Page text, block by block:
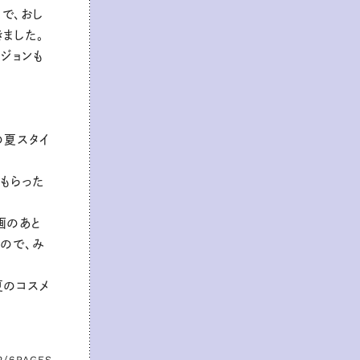
、おし
した。
ョンも
スタイ
らった
のあと
で、み
コスメ